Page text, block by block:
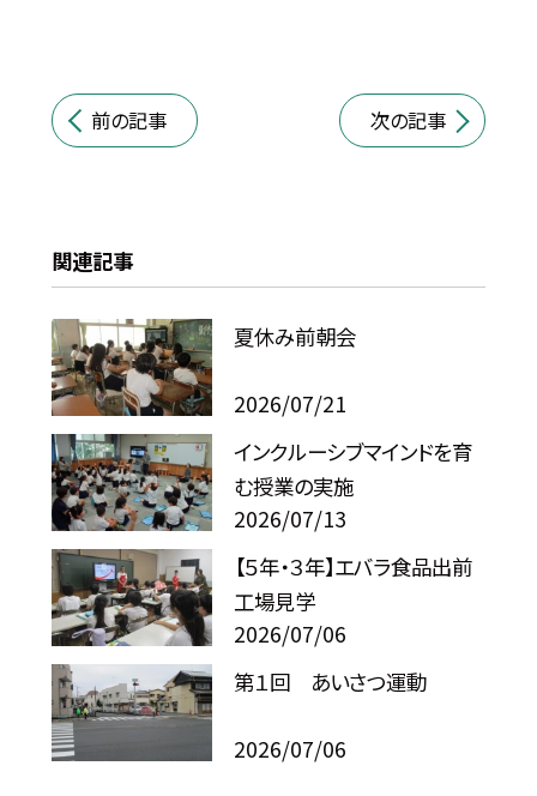
前の記事 次の記事
関連記事
夏休み前朝会
2026/07/21
インクルーシブマインドを育
む授業の実施
2026/07/13
【５年・３年】エバラ食品出前
工場見学
2026/07/06
第１回 あいさつ運動
2026/07/06